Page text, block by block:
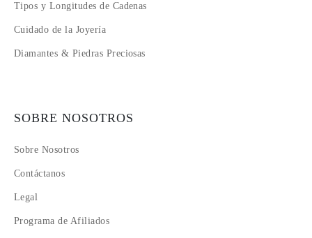
Tipos y Longitudes de Cadenas
Cuidado de la Joyería
Diamantes & Piedras Preciosas
SOBRE NOSOTROS
Sobre Nosotros
Contáctanos
Legal
Programa de Afiliados